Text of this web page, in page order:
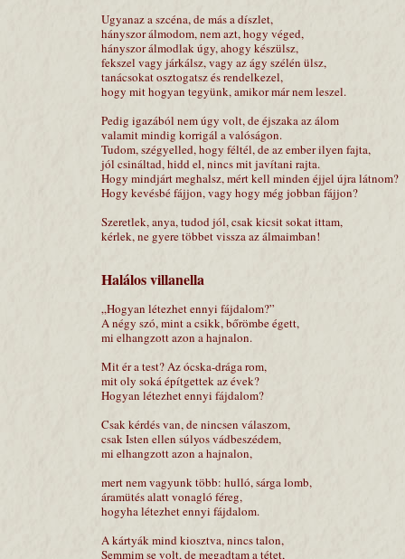
Ugyanaz a szcéna, de más a díszlet,
hányszor álmodom, nem azt, hogy véged,
hányszor álmodlak úgy, ahogy készülsz,
fekszel vagy járkálsz, vagy az ágy szélén ülsz,
tanácsokat osztogatsz és rendelkezel,
hogy mit hogyan tegyünk, amikor már nem leszel.
Pedig igazából nem úgy volt, de éjszaka az álom
valamit mindig korrigál a valóságon.
Tudom, szégyelled, hogy féltél, de az ember ilyen fajta,
jól csináltad, hidd el, nincs mit javítani rajta.
Hogy mindjárt meghalsz, mért kell minden éjjel újra látnom?
Hogy kevésbé fájjon, vagy hogy még jobban fájjon?
Szeretlek, anya, tudod jól, csak kicsit sokat ittam,
kérlek, ne gyere többet vissza az álmaimban!
Halálos villanella
„Hogyan létezhet ennyi fájdalom?”
A négy szó, mint a csikk, bőrömbe égett,
mi elhangzott azon a hajnalon.
Mit ér a test? Az ócska-drága rom,
mit oly soká építgettek az évek?
Hogyan létezhet ennyi fájdalom?
Csak kérdés van, de nincsen válaszom,
csak Isten ellen súlyos vádbeszédem,
mi elhangzott azon a hajnalon,
mert nem vagyunk több: hulló, sárga lomb,
áramütés alatt vonagló féreg,
hogyha létezhet ennyi fájdalom.
A kártyák mind kiosztva, nincs talon,
Semmim se volt, de megadtam a tétet,